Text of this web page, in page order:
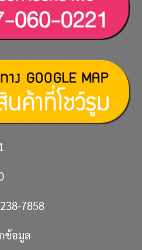
7858
ข้อมูล